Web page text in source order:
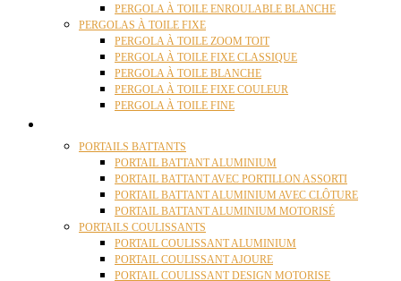
PERGOLA À TOILE ENROULABLE BLANCHE
PERGOLAS À TOILE FIXE
PERGOLA À TOILE ZOOM TOIT
PERGOLA À TOILE FIXE CLASSIQUE
PERGOLA À TOILE BLANCHE
PERGOLA À TOILE FIXE COULEUR
PERGOLA À TOILE FINE
PORTAILS BATTANTS
PORTAIL BATTANT ALUMINIUM
PORTAIL BATTANT AVEC PORTILLON ASSORTI
PORTAIL BATTANT ALUMINIUM AVEC CLÔTURE
PORTAIL BATTANT ALUMINIUM MOTORISÉ
PORTAILS COULISSANTS
PORTAIL COULISSANT ALUMINIUM
PORTAIL COULISSANT AJOURE
PORTAIL COULISSANT DESIGN MOTORISE